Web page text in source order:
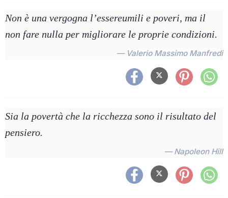
Non è una vergogna l’essereumili e poveri, ma il
non fare nulla per migliorare le proprie condizioni.
— Valerio Massimo Manfredi
Sia la povertà che la ricchezza sono il risultato del
pensiero.
— Napoleon Hill